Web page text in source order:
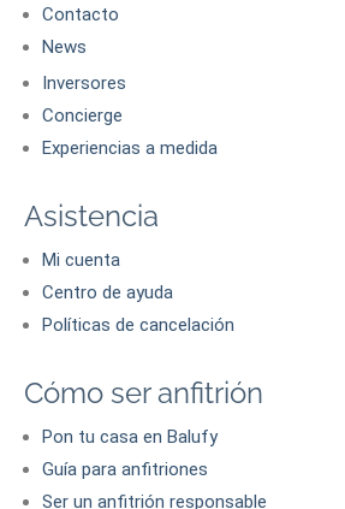
Contacto
News
Inversores
Concierge
Experiencias a medida
Asistencia
Mi cuenta
Centro de ayuda
Políticas de cancelación
Cómo ser anfitrión
Pon tu casa en Balufy
Guía para anfitriones
Ser un anfitrión responsable